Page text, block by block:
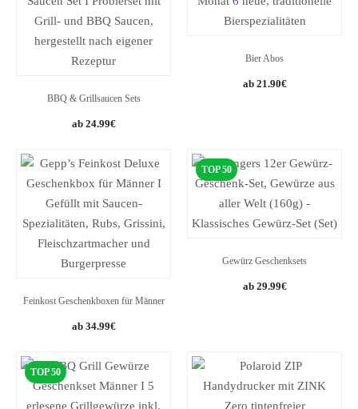
BBQ & Grillsaucen Sets
24.99€
Bier Abos
21.90€
Feinkost Geschenkboxen für Männer
34.99€
TOP 50
Gewürz Geschenksets
Original
29.99€Current
TOP 50